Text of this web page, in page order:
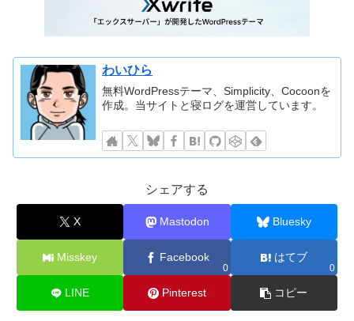
わいひら
無料WordPressテーマ、Simplicity、Cocoonを
作成。当サイトと寝ログを運営しています。
シェアする
X Mastodon Bluesky
Misskey Facebook
0
はてブ
0
LINE Pinterest コピー